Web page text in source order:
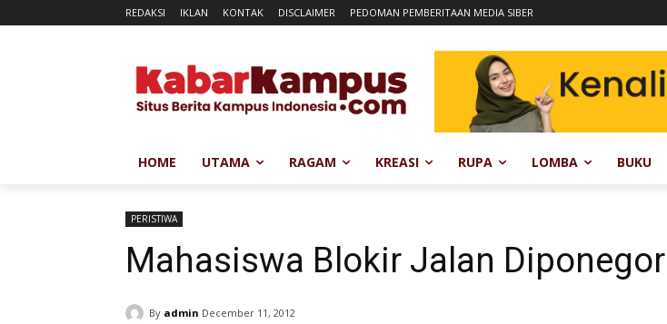
REDAKSI IKLAN KONTAK DISCLAIMER PEDOMAN PEMBERITAAN MEDIA SIBER
HOME UTAMA RAGAM KREASI RUPA LOMBA BUKU
PERISTIWA
Mahasiswa Blokir Jalan
By admin December 11, 2012